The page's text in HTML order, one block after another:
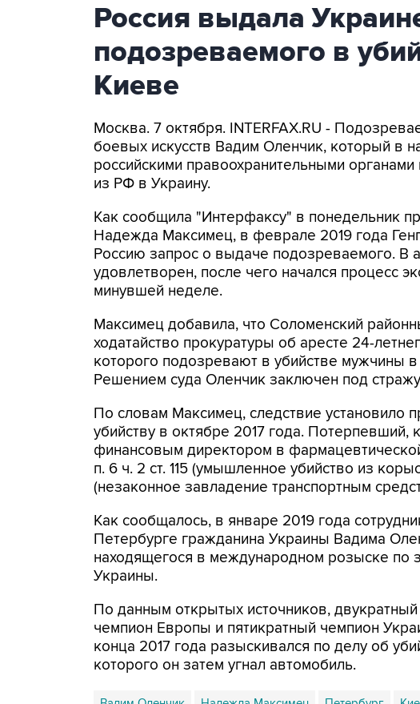
Россия выдала
подозреваемого в
Киеве
Москва. 7 октября. INTERFAX.RU -
боевых искусств Вадим Оленчик, который в
российскими правоохранительными
из РФ в Украину.
Как сообщила "Интерфаксу" в понедельник
Надежда Максимец, в феврале 2019 года
Россию запрос о выдаче подозреваемого. В
удовлетворен, после чего начался процесс
минувшей неделе.
Максимец добавила, что Соломенский
ходатайство прокуратуры об аресте 24-
которого подозревают в убийстве мужчины
Решением суда Оленчик заключен под
По словам Максимец, следствие установило
убийству в октябре 2017 года. Потерпевший,
финансовым директором в
п. 6 ч. 2 ст. 115 (умышленное убийство из
(незаконное завладение транспортным
Как сообщалось, в январе 2019 года
Петербурге гражданина Украины Вадима
находящегося в международном розыске по
Украины.
По данным открытых источников,
чемпион Европы и пятикратный чемпион
конца 2017 года разыскивался по делу об
которого он затем угнал автомобиль.